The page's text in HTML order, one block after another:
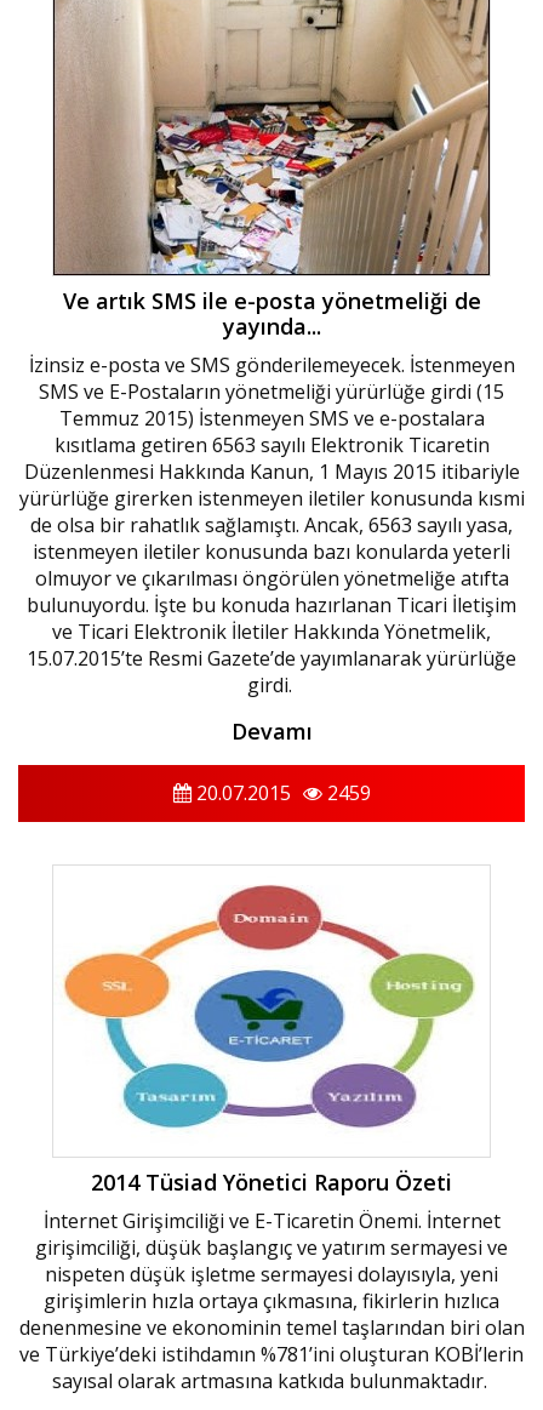
Ve artık SMS ile e-posta yönetmeliği de
yayında...
İzinsiz e-posta ve SMS gönderilemeyecek. İstenmeyen
SMS ve E-Postaların yönetmeliği yürürlüğe girdi (15
Temmuz 2015) İstenmeyen SMS ve e-postalara
kısıtlama getiren 6563 sayılı Elektronik Ticaretin
Düzenlenmesi Hakkında Kanun, 1 Mayıs 2015 itibariyle
yürürlüğe girerken istenmeyen iletiler konusunda kısmi
de olsa bir rahatlık sağlamıştı. Ancak, 6563 sayılı yasa,
istenmeyen iletiler konusunda bazı konularda yeterli
olmuyor ve çıkarılması öngörülen yönetmeliğe atıfta
bulunuyordu. İşte bu konuda hazırlanan Ticari İletişim
ve Ticari Elektronik İletiler Hakkında Yönetmelik,
15.07.2015’te Resmi Gazete’de yayımlanarak yürürlüğe
girdi.
Devamı
20.07.2015 2459
2014 Tüsiad Yönetici Raporu Özeti
İnternet Girişimciliği ve E-Ticaretin Önemi. İnternet
girişimciliği, düşük başlangıç ve yatırım sermayesi ve
nispeten düşük işletme sermayesi dolayısıyla, yeni
girişimlerin hızla ortaya çıkmasına, fikirlerin hızlıca
denenmesine ve ekonominin temel taşlarından biri olan
ve Türkiye’deki istihdamın %781’ini oluşturan KOBİ’lerin
sayısal olarak artmasına katkıda bulunmaktadır.